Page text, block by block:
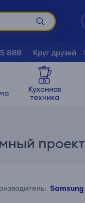
888 Круг друзей
Кухонная
техника
Samsung